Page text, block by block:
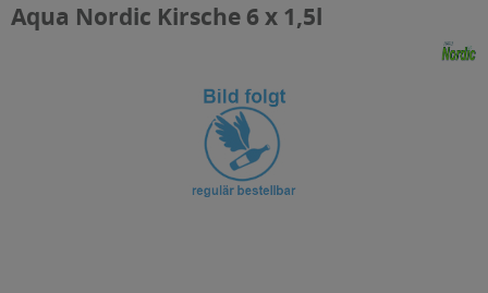
Aqua Nordic Kirsche 6 x 1,5l